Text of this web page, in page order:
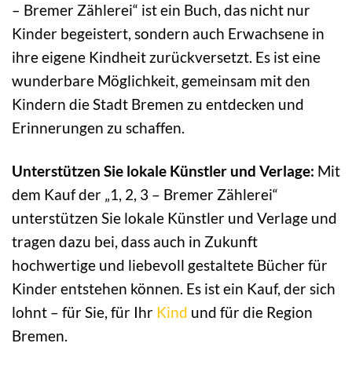
– Bremer Zählerei“ ist ein Buch, das nicht nur
Kinder begeistert, sondern auch Erwachsene in
ihre eigene Kindheit zurückversetzt. Es ist eine
wunderbare Möglichkeit, gemeinsam mit den
Kindern die Stadt Bremen zu entdecken und
Erinnerungen zu schaffen.
Unterstützen Sie lokale Künstler und Verlage: Mit
dem Kauf der „1, 2, 3 – Bremer Zählerei“
unterstützen Sie lokale Künstler und Verlage und
tragen dazu bei, dass auch in Zukunft
hochwertige und liebevoll gestaltete Bücher für
Kinder entstehen können. Es ist ein Kauf, der sich
lohnt – für Sie, für Ihr Kind und für die Region
Bremen.